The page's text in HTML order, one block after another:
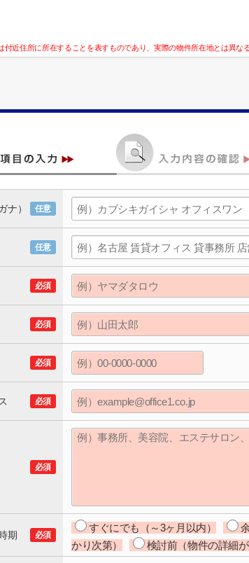
近住所に所在することを表すものであり、実際の物件所在地とは異な
ナ） 任意
任意
必須
必須
必須
必須
必須
期 必須
すぐにでも（～3ヶ月以内）
かり次第）
検討前（物件の詳細が